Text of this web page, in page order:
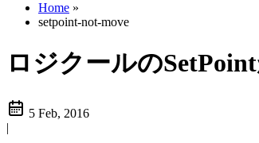
Home »
setpoint-not-move
ロジクールの
5 Feb, 2016
|